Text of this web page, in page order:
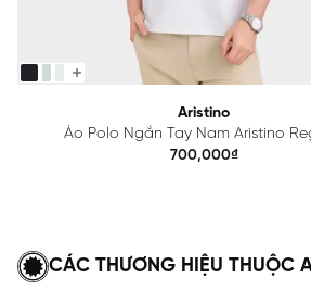
Aristino
Áo Polo Ngắn Tay Nam Aristino
APS615EDP01
700,000₫
CÁC THƯƠNG HIỆU THUỘC